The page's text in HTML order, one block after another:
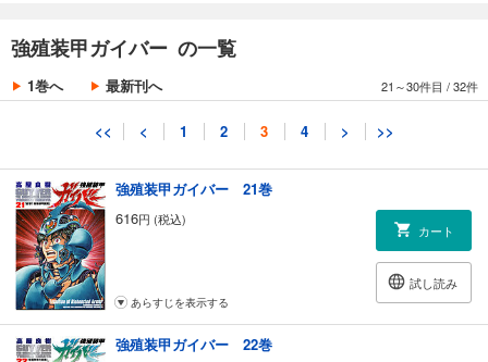
強殖装甲ガイバー の一覧
1巻へ 最新刊へ 21～30件目 /32件
<< < 1 2 3 4 > >>
616
強殖装甲ガイバー 21巻
616円 (税込)
カート
試し読み
あらすじを表示する
強殖装甲ガイバー 22巻